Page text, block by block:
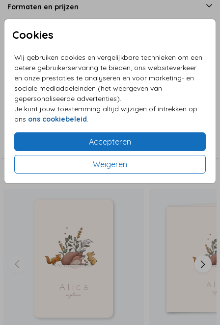
Cookies
Wij gebruiken cookies en vergelijkbare technieken om een
betere gebruikerservaring te bieden, ons websiteverkeer
en onze prestaties te analyseren en voor marketing- en
sociale mediadoeleinden (het weergeven van
gepersonaliseerde advertenties).
Je kunt jouw toestemming altijd wijzigen of intrekken op
ons ons cookiebeleid.
Accepteren
Weigeren
Formaten en prijzen
Omschrijving
Prachtig staand geboortekaartje roze jungle, olifant, giraf
en aapje met bananenbladeren.